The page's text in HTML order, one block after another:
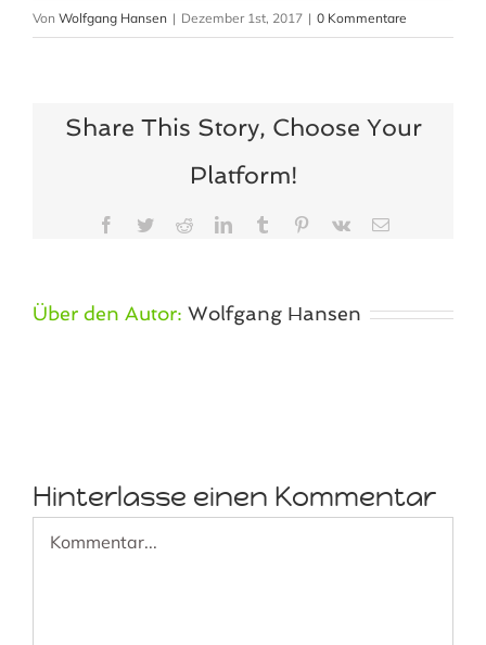
Von Wolfgang Hansen | Dezember 1st, 2017 | 0 Kommentare
Share This Story, Choose Your
Platform!
Facebook
TwitterRedditLinkedInTumblr Pinterest
Vk
E-
Über den Autor: Wolfgang Hansen
Hinterlasse einen Kommentar
Kommentar